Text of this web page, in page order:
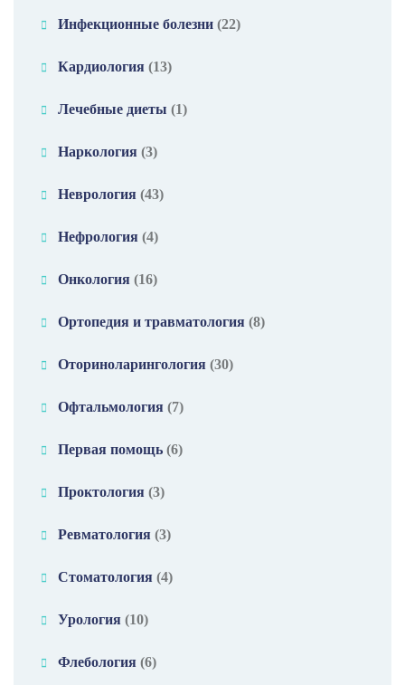
Инфекционные болезни (22)
Кардиология (13)
Лечебные диеты (1)
Наркология (3)
Неврология (43)
Нефрология (4)
Онкология (16)
Ортопедия и травматология (8)
Оториноларингология (30)
Офтальмология (7)
Первая помощь (6)
Проктология (3)
Ревматология (3)
Стоматология (4)
Урология (10)
Флебология (6)